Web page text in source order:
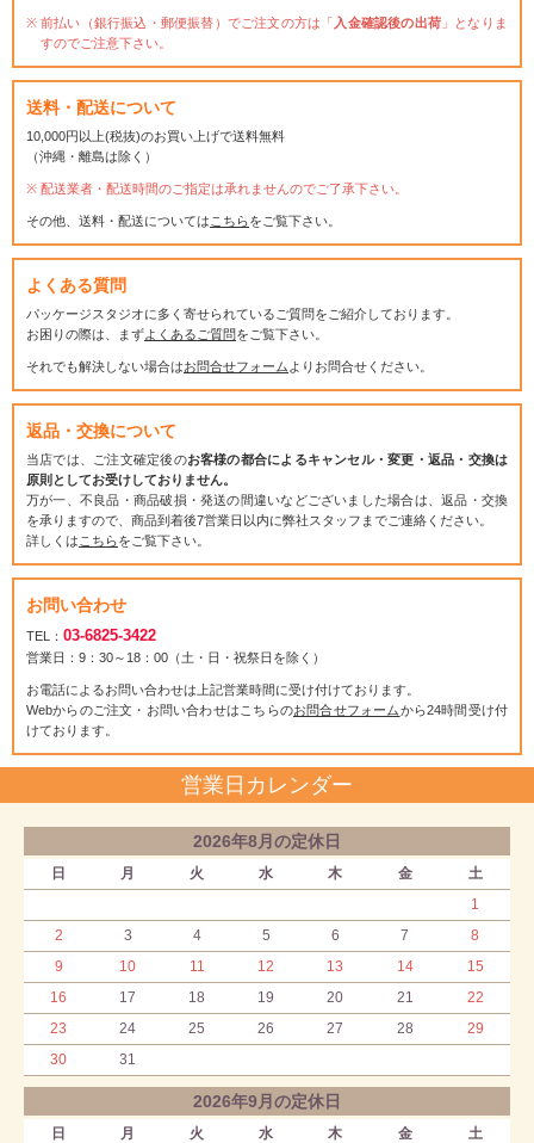
前払い（銀行振込・郵便振替）でご注文の方は「 入金確認後の出荷 」となりま
すのでご注意下さい。
送料・配送について
10,000円以上(税抜)のお買い上げで送料無料
（沖縄・離島は除く）
配送業者・配送時間のご指定は承れませんのでご了承下さい。
その他、送料・配送については こちらをご覧下さい。
よくある質問
パッケージスタジオに多く寄せられているご質問をご紹介しております。
お困りの際は、まずよくあるご質問をご覧下さい。
それでも解決しない場合はお問合せフォーム よりお問合せください。
返品・交換について
当店では、ご注文確定後のお客様の都合によるキャンセル・変更・返品・交換は
原則としてお受けしておりません。
万が一、不良品・商品破損・発送の間違いなどございました場合は、返品・交換
を承りますので、商品到着後7営業日以内に弊社スタッフまでご連絡ください。
詳しくは こちらをご覧下さい。
お問い合わせ
TEL： 03-6825-3422
営業日：9：30～18：00（土・日・祝祭日を除く）
お電話によるお問い合わせは上記営業時間に受け付けております。
Webからのご注文・お問い合わせはこちらのお問合せフォームから24時間受け付
けております。
営業日カレンダー
2026年8月の定休日
日 月 火 水 木 金
土
1
2
3 4 5 6 7
8
9
10 11 12 13 14
15
16
17 18 19 20 21
22
23
24 25 26 27 28
29
30
31
2026年9月の定休日
日 月 火 水 木 金
土